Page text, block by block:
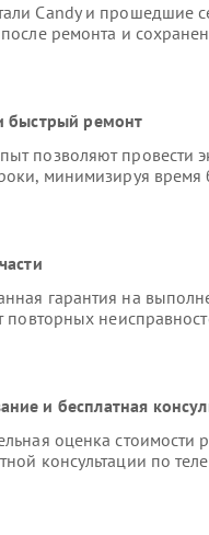
Candy и прошедшие
ремонта и
быстрый ремонт
позволяют провести
минимизируя время
гарантия на
повторных
и бесплатная
оценка стоимости
консультации по